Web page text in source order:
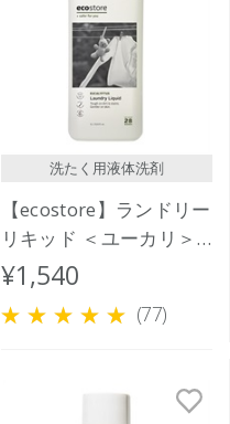
洗たく用液体洗剤
【ecostore】ランドリー
リキッド ＜ユーカリ＞
1L
¥1,540
(77)